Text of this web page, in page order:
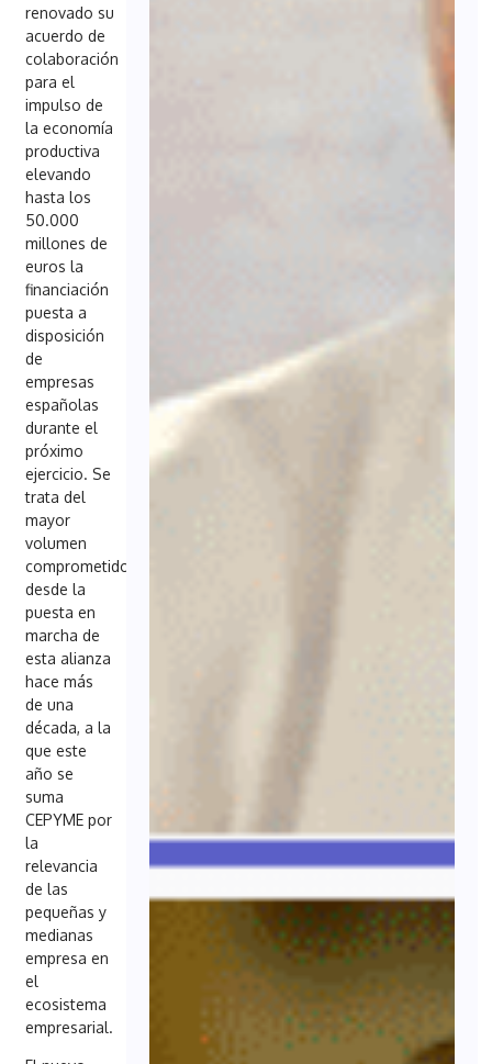
renovado su
acuerdo de
colaboración
para el
impulso de
la economía
productiva
elevando
hasta los
50.000
millones de
euros la
financiación
puesta a
disposición
de
empresas
españolas
durante el
próximo
ejercicio. Se
trata del
mayor
volumen
comprometido
desde la
puesta en
marcha de
esta alianza
hace más
de una
década, a la
que este
año se
suma
CEPYME por
la
relevancia
de las
pequeñas y
medianas
empresa en
el
ecosistema
empresarial.